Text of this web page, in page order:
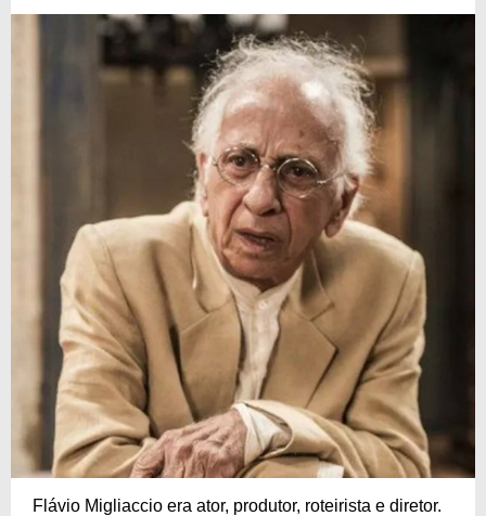
Flávio Migliaccio era ator, produtor, roteirista e diretor.